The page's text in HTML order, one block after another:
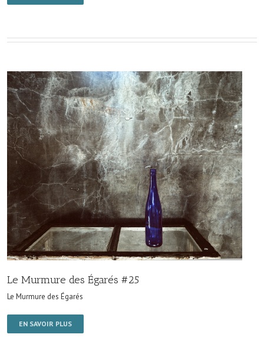
Le Murmure des Égarés #25
Le Murmure des Égarés
EN SAVOIR PLUS